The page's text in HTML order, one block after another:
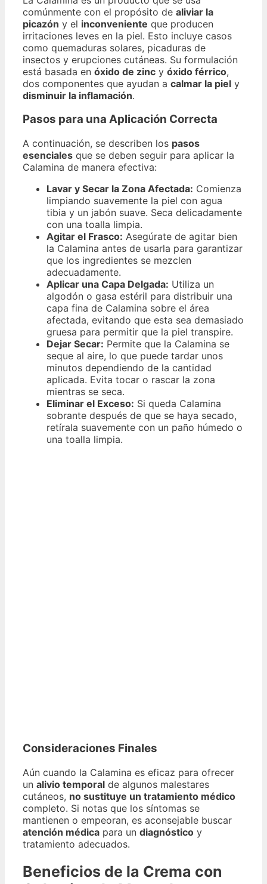
comúnmente con el propósito de aliviar la
picazón y el inconveniente que producen
irritaciones leves en la piel. Esto incluye casos
como quemaduras solares, picaduras de
insectos y erupciones cutáneas. Su formulación
está basada en óxido de zinc y óxido férrico,
dos componentes que ayudan a calmar la piel y
disminuir la inflamación.
Pasos para una Aplicación Correcta
A continuación, se describen los pasos
esenciales que se deben seguir para aplicar la
Calamina de manera efectiva:
Lavar y Secar la Zona Afectada: Comienza
limpiando suavemente la piel con agua
tibia y un jabón suave. Seca delicadamente
con una toalla limpia.
Agitar el Frasco: Asegúrate de agitar bien
la Calamina antes de usarla para garantizar
que los ingredientes se mezclen
adecuadamente.
Aplicar una Capa Delgada: Utiliza un
algodón o gasa estéril para distribuir una
capa fina de Calamina sobre el área
afectada, evitando que esta sea demasiado
gruesa para permitir que la piel transpire.
Dejar Secar: Permite que la Calamina se
seque al aire, lo que puede tardar unos
minutos dependiendo de la cantidad
aplicada. Evita tocar o rascar la zona
mientras se seca.
Eliminar el Exceso: Si queda Calamina
sobrante después de que se haya secado,
retírala suavemente con un paño húmedo o
una toalla limpia.
Consideraciones Finales
Aún cuando la Calamina es eficaz para ofrecer
un alivio temporal de algunos malestares
cutáneos, no sustituye un tratamiento médico
completo. Si notas que los síntomas se
mantienen o empeoran, es aconsejable buscar
atención médica para un diagnóstico y
tratamiento adecuados.
Beneficios de la Crema con